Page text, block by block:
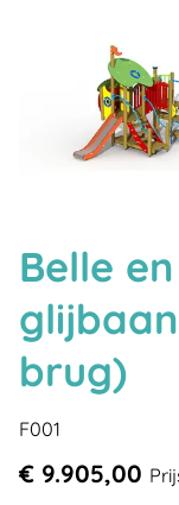
Belle
brug)
F001
€ 9.905,00